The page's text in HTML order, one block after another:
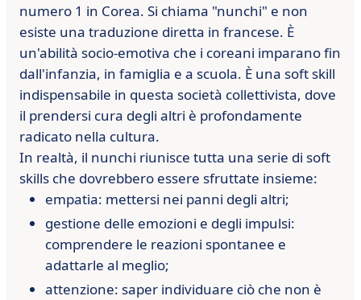
numero 1 in Corea. Si chiama "nunchi" e non
esiste una traduzione diretta in francese. È
un'abilità socio-emotiva che i coreani imparano fin
dall'infanzia, in famiglia e a scuola. È una soft skill
indispensabile in questa società collettivista, dove
il prendersi cura degli altri è profondamente
radicato nella cultura.
In realtà, il nunchi riunisce tutta una serie di soft
skills che dovrebbero essere sfruttate insieme:
empatia: mettersi nei panni degli altri;
gestione delle emozioni e degli impulsi:
comprendere le reazioni spontanee e
adattarle al meglio;
attenzione: saper individuare ciò che non è